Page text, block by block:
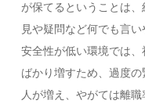
が保てるということは
見や疑問など何でも言
安全性が低い環境では
ばかり増すため、過度の
人が増え、やがては離職